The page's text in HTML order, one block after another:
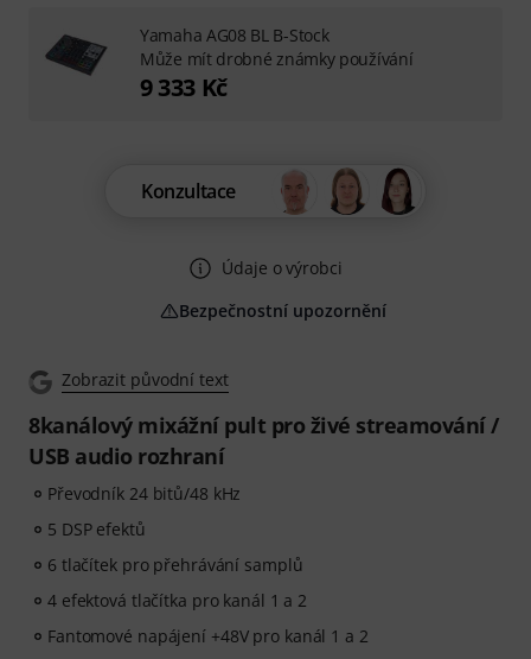
Zobrazit původní text
8kanálový mixážní pult pro živé streamování /
USB audio rozhraní
Převodník 24 bitů/48 kHz
5 DSP efektů
6 tlačítek pro přehrávání samplů
4 efektová tlačítka pro kanál 1 a 2
Fantomové napájení +48V pro kanál 1 a 2
Konzultace
Údaje o výrobci
Bezpečnostní upozornění
Yamaha AG08 BL B-Stock
Může mít drobné známky používání
9 333 Kč